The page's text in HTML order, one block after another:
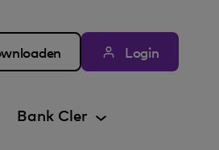
Login
Bank Cler